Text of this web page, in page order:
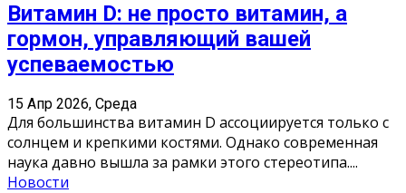
Витамин D: не просто витамин, а
гормон, управляющий вашей
успеваемостью
15 Апр 2026, Среда
Для большинства витамин D ассоциируется только с
солнцем и крепкими костями. Однако современная
наука давно вышла за рамки этого стереотипа....
Новости